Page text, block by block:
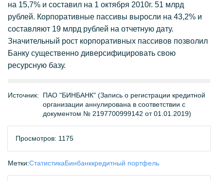
на 15,7% и составил на 1 октября 2010г. 51 млрд
рублей. Корпоративные пассивы выросли на 43,2% и
составляют 19 млрд рублей на отчетную дату.
Значительный рост корпоративных пассивов позволил
Банку существенно диверсифицировать свою
ресурсную базу.
Источник:
ПАО "БИНБАНК" (Запись о регистрации кредитной
организации аннулирована в соответствии с
документом № 2197700999142 от 01.01.2019)
Просмотров: 1175
Метки:СтатистикаБинбанккредитный портфель